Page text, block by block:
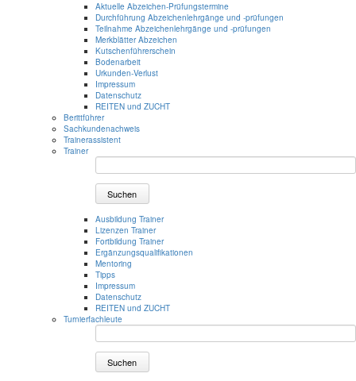
Aktuelle Abzeichen-Prüfungstermine
Durchführung Abzeichenlehrgänge und -prüfungen
Teilnahme Abzeichenlehrgänge und -prüfungen
Merkblätter Abzeichen
Kutschenführerschein
Bodenarbeit
Urkunden-Verlust
Impressum
Datenschutz
REITEN und ZUCHT
Berittführer
Sachkundenachweis
Trainerassistent
Trainer
Suchen
Ausbildung Trainer
Lizenzen Trainer
Fortbildung Trainer
Ergänzungsqualifikationen
Mentoring
Tipps
Impressum
Datenschutz
REITEN und ZUCHT
Turnierfachleute
Suchen